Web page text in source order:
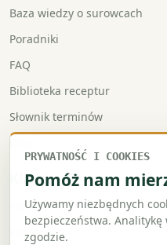
Baza wiedzy o surowcach
Poradniki
FAQ
Biblioteka receptur
Słownik terminów
Klient
Pomoc
Konto
PRYWATNOŚĆ I COOKIES
Pomóż nam
Używamy niezbędnych
bezpieczeństwa. Analitykę
zgodzie.